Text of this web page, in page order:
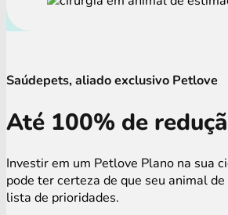
Saúdepets, aliado exclusivo Petlove
Até 100% de
Investir em um Petlove Plano na sua
pode ter certeza de que seu animal
lista de prioridades.